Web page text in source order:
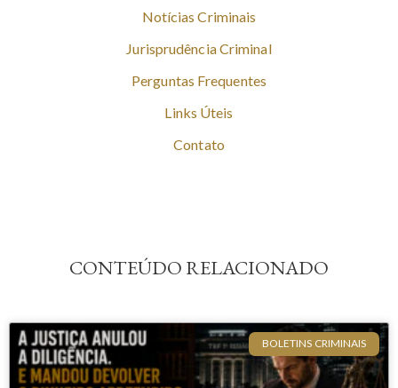
Notícias Criminais
Jurisprudência Criminal
Perguntas Frequentes
Links Úteis
Contato
CONTEÚDO RELACIONADO
BOLETINS CRIMINAIS